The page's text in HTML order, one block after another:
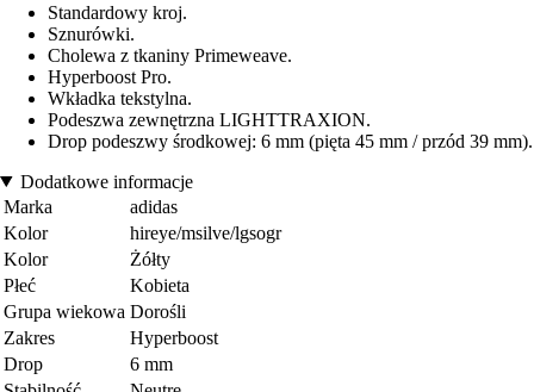
Standardowy kroj.
Sznurówki.
Cholewa z tkaniny Primeweave.
Hyperboost Pro.
Wkładka tekstylna.
Podeszwa zewnętrzna LIGHTTRAXION.
Drop podeszwy środkowej: 6 mm (pięta 45 mm / przód 39 mm).
Dodatkowe informacje
Marka
adidas
Kolor
hireye/msilve/lgsogr
Kolor
Żółty
Płeć
Kobieta
Grupa wiekowa Dorośli
Zakres
Hyperboost
Drop
6 mm